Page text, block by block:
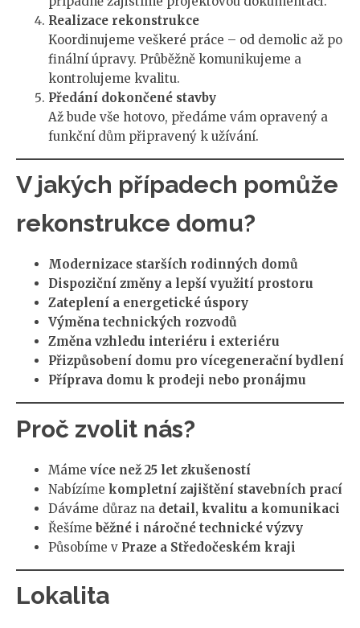
Realizace rekonstrukce
Koordinujeme veškeré práce – od demolic až po
finální úpravy. Průběžně komunikujeme a
kontrolujeme kvalitu.
Předání dokončené stavby
Až bude vše hotovo, předáme vám opravený a
funkční dům připravený k užívání.
V jakých případech pomůže
rekonstrukce domu?
Modernizace starších rodinných domů
Dispoziční změny a lepší využití prostoru
Zateplení a energetické úspory
Výměna technických rozvodů
Změna vzhledu interiéru i exteriéru
Přizpůsobení domu pro vícegenerační bydlení
Příprava domu k prodeji nebo pronájmu
Proč zvolit nás?
Máme více než 25 let zkušeností
Nabízíme kompletní zajištění stavebních prací
Dáváme důraz na detail, kvalitu a komunikaci
Řešíme běžné i náročné technické výzvy
Působíme v Praze a Středočeském kraji
Lokalita